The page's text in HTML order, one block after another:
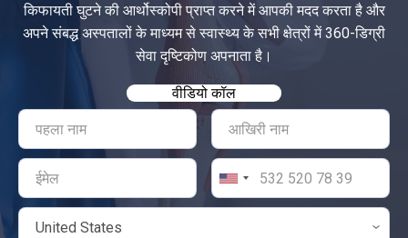
e
किफायती घुटने की आर्थोस्कोपी प्राप्त करने में आपकी मदद करता है और
अपने संबद्ध अस्पतालों के माध्यम से स्वास्थ्य के सभी क्षेत्रों में 360-डिग्री
सेवा दृष्टिकोण अपनाता है।
वीडियो कॉल